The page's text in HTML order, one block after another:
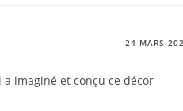
24 MARS
imaginé et conçu ce décor